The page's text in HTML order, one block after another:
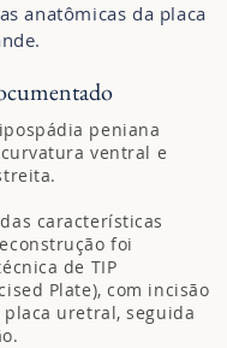
anatômicas da placa
peniana
ventral e
características
foi
de TIP
Plate), com incisão
uretral, seguida